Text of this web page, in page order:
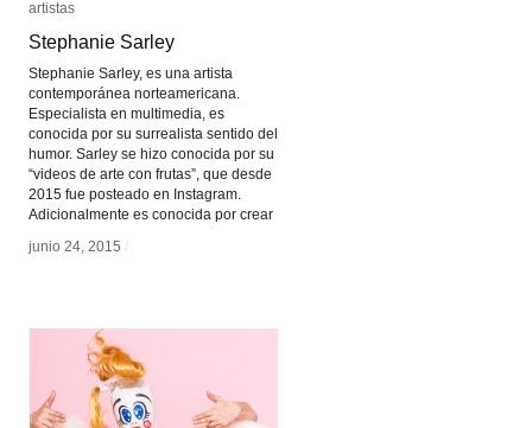
artistas
Stephanie Sarley
Stephanie Sarley, es una artista
contemporánea norteamericana.
Especialista en multimedia, es
conocida por su surrealista sentido del
humor. Sarley se hizo conocida por su
“videos de arte con frutas”, que desde
2015 fue posteado en Instagram.
Adicionalmente es conocida por crear
junio 24, 2015 /
artistas
Stephanie Sarley
junio 24, 2015 /